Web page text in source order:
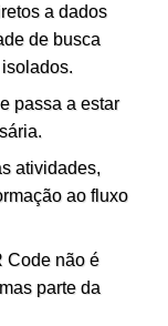
a dados
de busca
passa a estar
atividades,
ao fluxo
Code não é
parte da